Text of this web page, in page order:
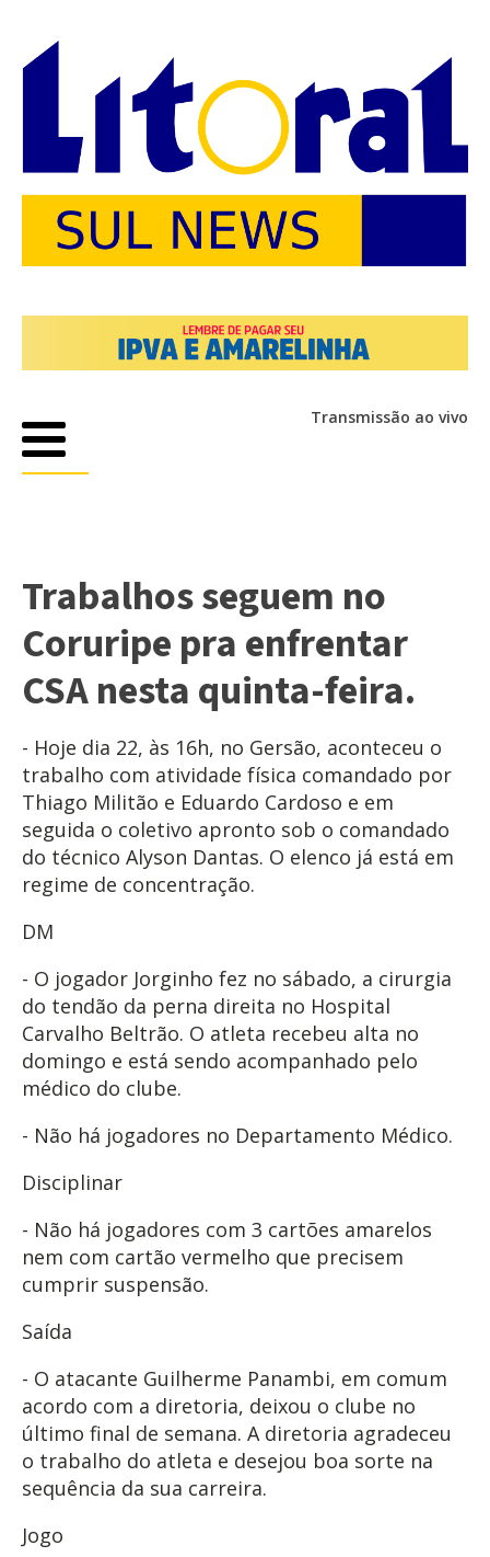
Transmissão ao vivo
Trabalhos seguem no
Coruripe pra enfrentar
CSA nesta quinta-feira.
- Hoje dia 22, às 16h, no Gersão, aconteceu o
trabalho com atividade física comandado por
Thiago Militão e Eduardo Cardoso e em
seguida o coletivo apronto sob o comandado
do técnico Alyson Dantas. O elenco já está em
regime de concentração.
DM
- O jogador Jorginho fez no sábado, a cirurgia
do tendão da perna direita no Hospital
Carvalho Beltrão. O atleta recebeu alta no
domingo e está sendo acompanhado pelo
médico do clube.
- Não há jogadores no Departamento Médico.
Disciplinar
- Não há jogadores com 3 cartões amarelos
nem com cartão vermelho que precisem
cumprir suspensão.
Saída
- O atacante Guilherme Panambi, em comum
acordo com a diretoria, deixou o clube no
último final de semana. A diretoria agradeceu
o trabalho do atleta e desejou boa sorte na
sequência da sua carreira.
Jogo